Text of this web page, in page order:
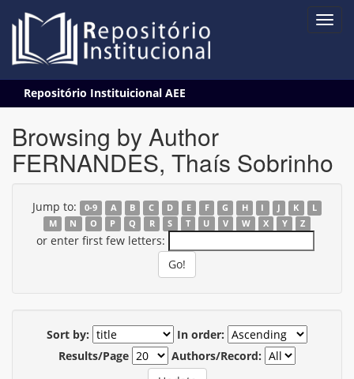
navigation
Repositório Instituicional AEE
Browsing by Author
FERNANDES, Thaís Sobrinho
Jump to: 0-9 A B C D E F G H I J K
L
M
N O P Q R S T U V W X Y Z
or enter first few letters:
Sort by:
In order:
Results/Page
Authors/Record: